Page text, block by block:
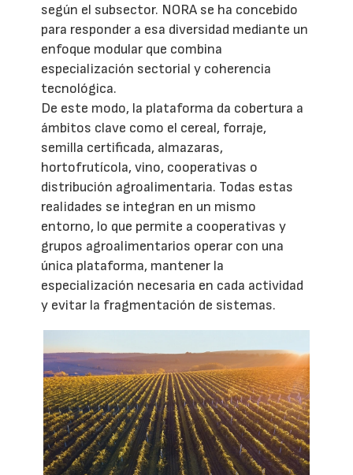
según el subsector. NORA se ha concebido
para responder a esa diversidad mediante un
enfoque modular que combina
especialización sectorial y coherencia
tecnológica.
De este modo, la plataforma da cobertura a
ámbitos clave como el cereal, forraje,
semilla certificada, almazaras,
hortofrutícola, vino, cooperativas o
distribución agroalimentaria. Todas estas
realidades se integran en un mismo
entorno, lo que permite a cooperativas y
grupos agroalimentarios operar con una
única plataforma, mantener la
especialización necesaria en cada actividad
y evitar la fragmentación de sistemas.